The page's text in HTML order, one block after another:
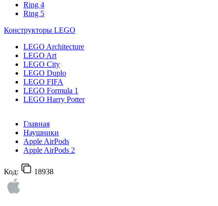
Ring 4
Ring 5
Конструкторы LEGO
LEGO Architecture
LEGO Art
LEGO City
LEGO Duplo
LEGO FIFA
LEGO Formula 1
LEGO Harry Potter
Главная
Наушники
Apple AirPods
Apple AirPods 2
Код: 18938